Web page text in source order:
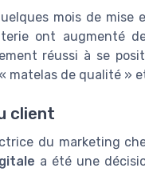
mois de
ont augmenté
réussi à se
matelas de qualité »
client
du marketing
a été une